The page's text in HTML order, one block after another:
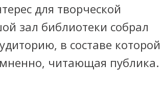
для творческой
зал библиотеки собрал
в составе которой
читающая публика.